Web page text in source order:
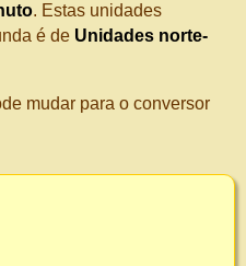
. Estas unidades
é de Unidades norte-
mudar para o conversor